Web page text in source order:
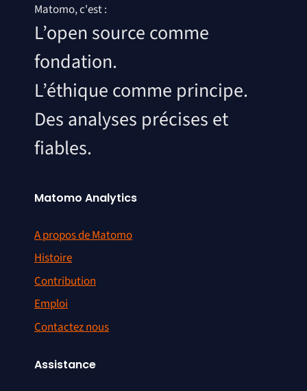
Matomo, c'est :
L’open source comme
fondation.
L’éthique comme principe.
Des analyses précises et
fiables.
Matomo Analytics
A propos de Matomo
Histoire
Contribution
Emploi
Contactez nous
Assistance